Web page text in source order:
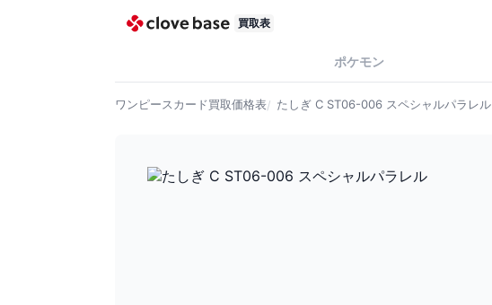
買取表
ポケモン
ワンピースカード買取価格表 たしぎ C ST06-006 スペシャルパラレル